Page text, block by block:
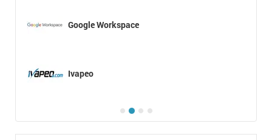
Google Workspace
Ivapeo